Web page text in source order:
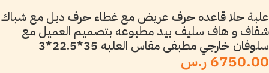
علبة حلا قاعده حرف عريض مع غطاء حرف دبل مع شباك
شفاف و هاف سليف بيد مطبوعه بتصميم العميل مع
سلوفان خارجي مطبفى مقاس العلبه 35*22.5*3
6750.00 ر.س